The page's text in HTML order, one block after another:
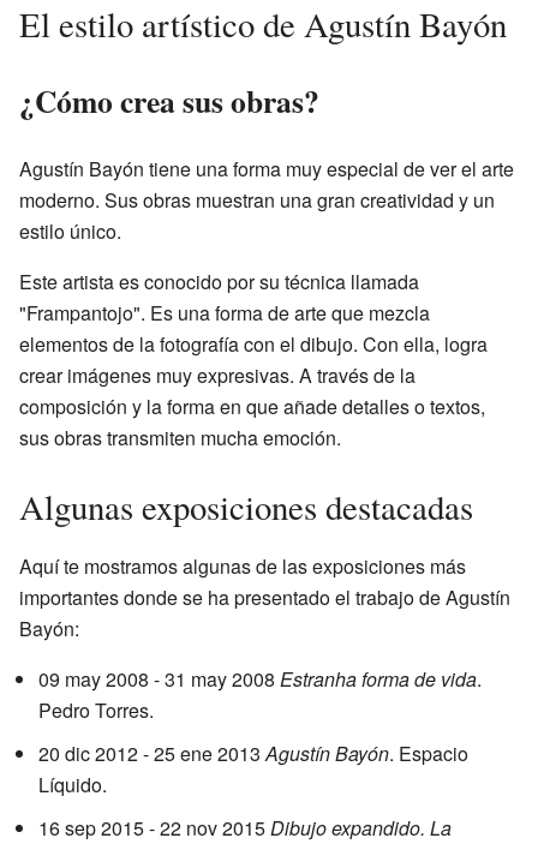
El estilo artístico de Agustín Bayón
¿Cómo crea sus obras?
Agustín Bayón tiene una forma muy especial de ver el arte
moderno. Sus obras muestran una gran creatividad y un
estilo único.
Este artista es conocido por su técnica llamada
"Frampantojo". Es una forma de arte que mezcla
elementos de la fotografía con el dibujo. Con ella, logra
crear imágenes muy expresivas. A través de la
composición y la forma en que añade detalles o textos,
sus obras transmiten mucha emoción.
Algunas exposiciones destacadas
Aquí te mostramos algunas de las exposiciones más
importantes donde se ha presentado el trabajo de Agustín
Bayón:
09 may 2008 - 31 may 2008 Estranha forma de vida.
Pedro Torres.
20 dic 2012 - 25 ene 2013Agustín Bayón. Espacio
Líquido.
16 sep 2015 - 22 nov 2015Dibujo expandido. La